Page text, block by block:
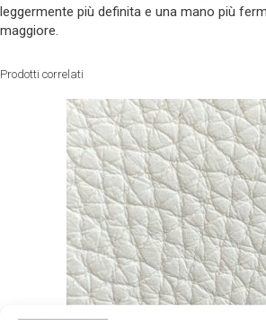
leggermente più definita e una mano più
maggiore.
Prodotti correlati